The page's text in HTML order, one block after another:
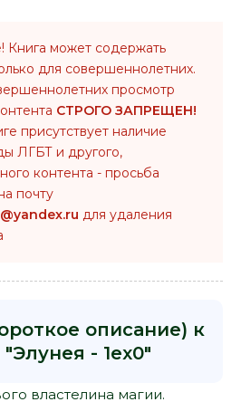
Книга может содержать
для совершеннолетних.
просмотр
СТРОГО ЗАПРЕЩЕН!
присутствует наличие
ЛГБТ и другого,
контента - просьба
почту
для удаления
описание) к
- 1ex0"
властелина магии.